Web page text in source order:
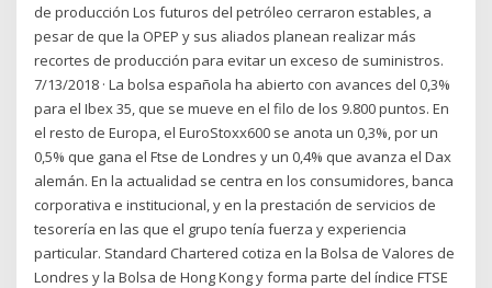
de producción Los futuros del petróleo cerraron estables, a
pesar de que la OPEP y sus aliados planean realizar más
recortes de producción para evitar un exceso de suministros.
7/13/2018 · La bolsa española ha abierto con avances del 0,3%
para el Ibex 35, que se mueve en el filo de los 9.800 puntos. En
el resto de Europa, el EuroStoxx600 se anota un 0,3%, por un
0,5% que gana el Ftse de Londres y un 0,4% que avanza el Dax
alemán. En la actualidad se centra en los consumidores, banca
corporativa e institucional, y en la prestación de servicios de
tesorería en las que el grupo tenía fuerza y experiencia
particular. Standard Chartered cotiza en la Bolsa de Valores de
Londres y la Bolsa de Hong Kong y forma parte del índice FTSE